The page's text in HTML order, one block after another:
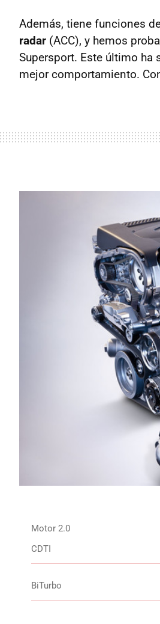
Además, tiene funciones
radar (ACC), y hemos
Supersport. Este último ha
mejor comportamiento.
Motor 2.0
CDTI
BiTurbo